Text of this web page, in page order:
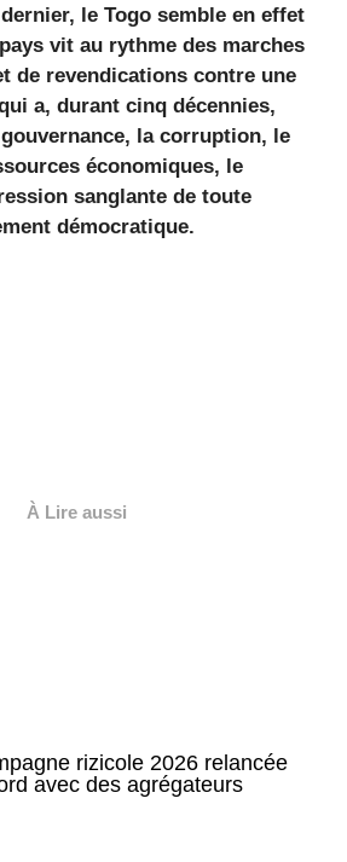
le Togo semble en effet
vit au rythme des marches
de revendications contre une
a, durant cinq décennies,
la corruption, le
économiques, le
sanglante de toute
démocratique.
À Lire aussi
rizicole 2026 relancée
avec des agrégateurs